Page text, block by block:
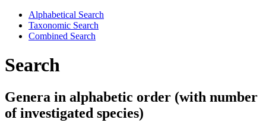
Alphabetical Search
Taxonomic Search
Combined Search
Search
Genera in alphabetic order (with number
of investigated species)